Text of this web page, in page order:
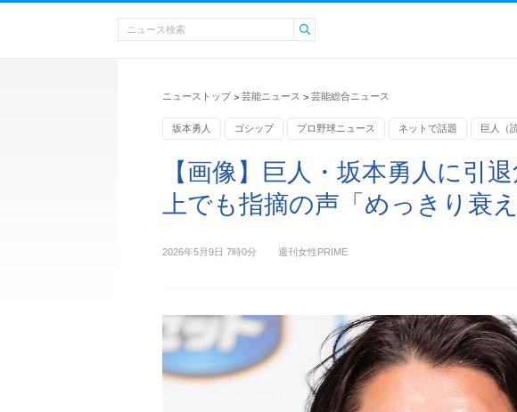
ニューストップ > 芸能ニュース > 芸能総合ニュース
坂本勇人 ゴシップ プロ野球ニュース ネットで話題 巨人（
【画像】巨人・坂本勇人に引
上でも指摘の声「めっきり衰え
2026年5月9日 7時0分 週刊女性PRIME